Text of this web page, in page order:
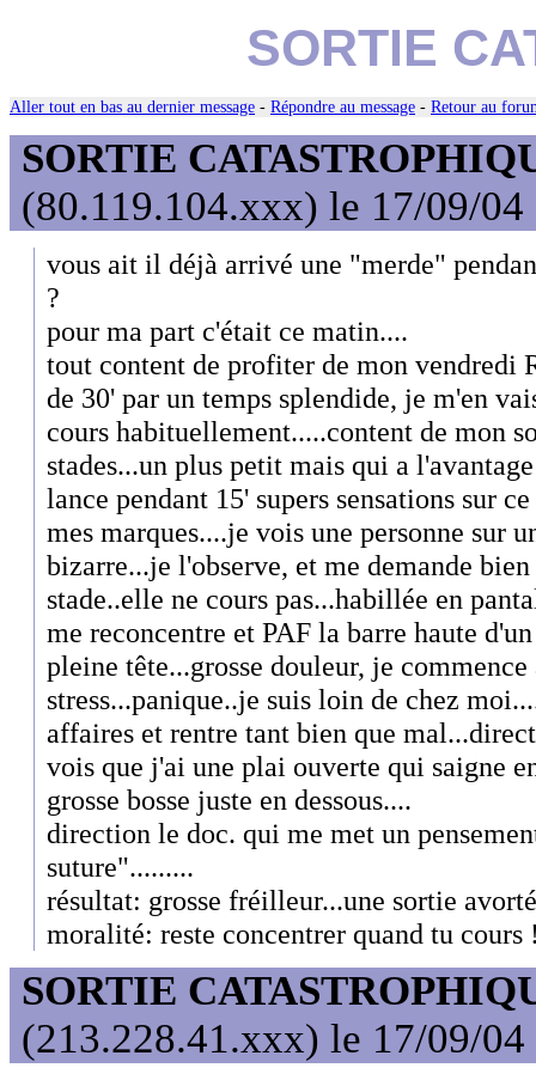
SORTIE
Aller tout en bas au dernier message - Répondre au message - Retour au
SORTIE
(80.119.104.xxx) le 17/09/04
vous ait il déjà arrivé une "merde"
?
pour ma part c'était ce matin....
tout content de profiter de mon vendredi
de 30' par un temps splendide, je m'en
cours habituellement.....content de mon
stades...un plus petit mais qui a
lance pendant 15' supers sensations sur
mes marques....je vois une personne sur
bizarre...je l'observe, et me demande
stade..elle ne cours pas...habillée en
me reconcentre et PAF la barre haute
pleine tête...grosse douleur, je commence
stress...panique..je suis loin de chez
affaires et rentre tant bien que
vois que j'ai une plai ouverte qui saigne
grosse bosse juste en dessous....
direction le doc. qui me met un
suture".........
résultat: grosse fréilleur...une sortie
moralité: reste concentrer quand tu
SORTIE
(213.228.41.xxx) le 17/09/04